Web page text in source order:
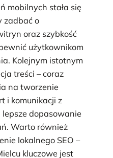
mobilnych stała się
zadbać o
oraz szybkość
użytkownikom
Kolejnym istotnym
treści – coraz
na tworzenie
i komunikacji z
dopasowanie
Warto również
lokalnego SEO –
kluczowe jest